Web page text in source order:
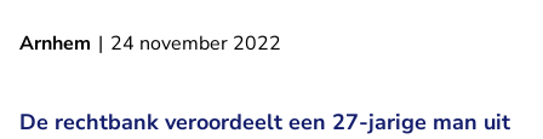
Arnhem | 24 november 2022
De rechtbank veroordeelt een 27-jarige man uit